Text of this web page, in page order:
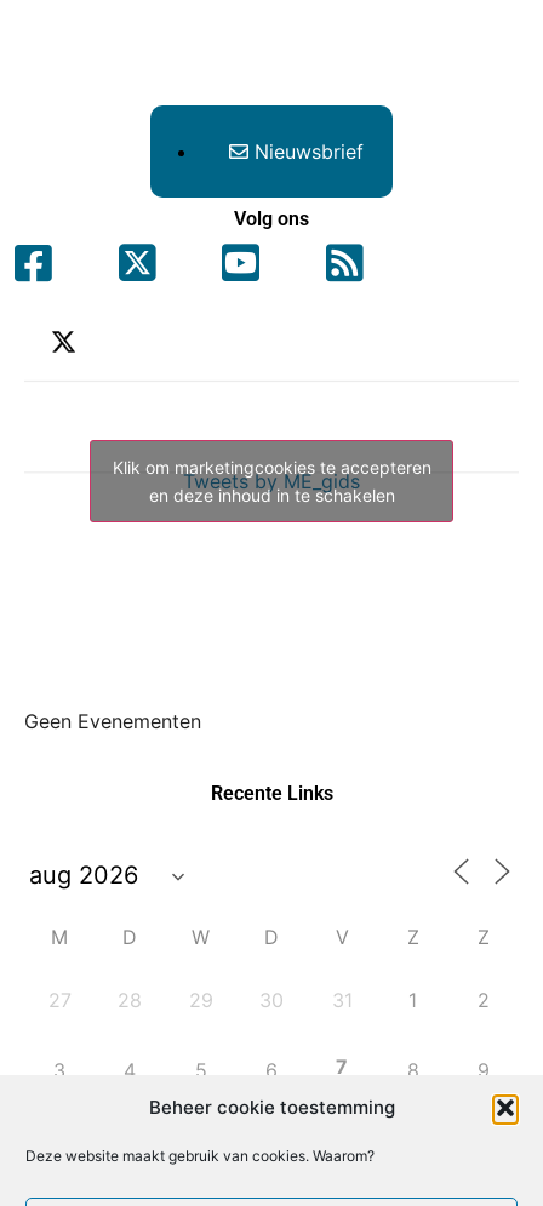
Beheer cookie toestemming
Deze website maakt gebruik van cookies. Waarom?
Nieuwsbrief
Volg ons
Tweets by ME_gids
Klik om marketingcookies te accepteren
en deze inhoud in te schakelen
Geen Evenementen
Recente Links
M D W D V Z Z
27 28 29 30 31 1 2
3 4 5 6 7 8 9